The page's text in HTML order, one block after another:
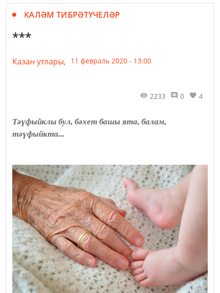
КАЛӘМ ТИБРӘТҮЧЕЛӘР
***
Казан утлары, 11 февраль 2020 - 13:00
2233 0 4
Тәүфыйклы бул, бәхет башы ята, балам,
тәүфыйкта...